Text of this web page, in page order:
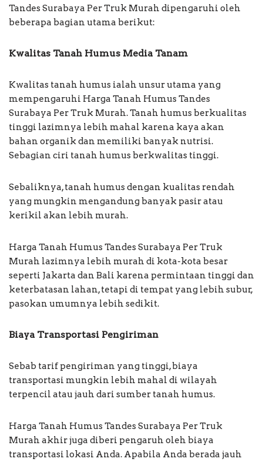
Tandes Surabaya Per Truk Murah dipengaruhi oleh
beberapa bagian utama berikut:
Kwalitas Tanah Humus Media Tanam
Kwalitas tanah humus ialah unsur utama yang
mempengaruhi Harga Tanah Humus Tandes
Surabaya Per Truk Murah. Tanah humus berkualitas
tinggi lazimnya lebih mahal karena kaya akan
bahan organik dan memiliki banyak nutrisi.
Sebagian ciri tanah humus berkwalitas tinggi.
Sebaliknya, tanah humus dengan kualitas rendah
yang mungkin mengandung banyak pasir atau
kerikil akan lebih murah.
Harga Tanah Humus Tandes Surabaya Per Truk
Murah lazimnya lebih murah di kota-kota besar
seperti Jakarta dan Bali karena permintaan tinggi dan
keterbatasan lahan, tetapi di tempat yang lebih subur,
pasokan umumnya lebih sedikit.
Biaya Transportasi Pengiriman
Sebab tarif pengiriman yang tinggi, biaya
transportasi mungkin lebih mahal di wilayah
terpencil atau jauh dari sumber tanah humus.
Harga Tanah Humus Tandes Surabaya Per Truk
Murah akhir juga diberi pengaruh oleh biaya
transportasi lokasi Anda. Apabila Anda berada jauh